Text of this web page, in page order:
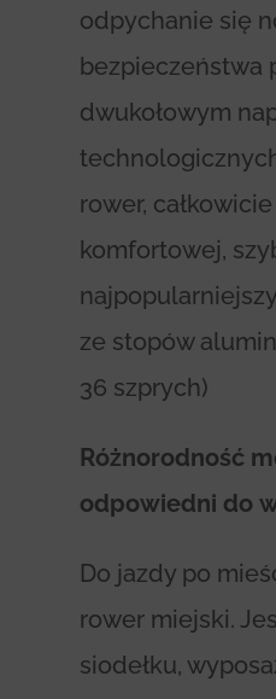
odpychanie się
bezpieczeństwa
dwukołowym
rower,
komfortowej,
ze stopów
36 szprych)
Różnorodność
odpowiedni do
Do jazdy po
rower miejski.
siodełku,